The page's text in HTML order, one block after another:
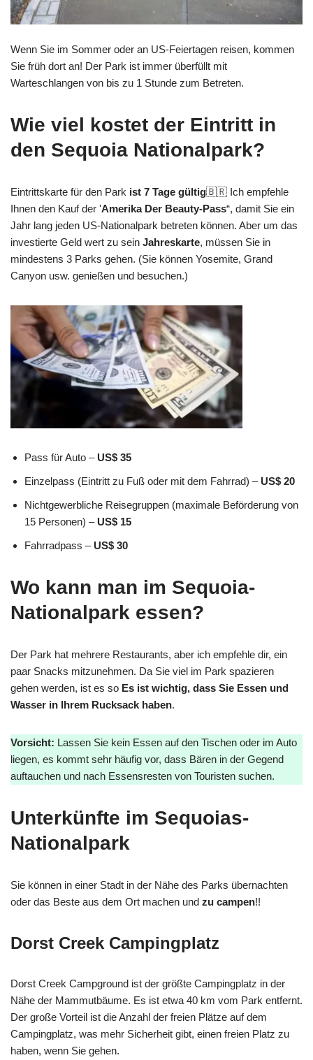
Wenn Sie im Sommer oder an US-Feiertagen reisen, kommen
Sie früh dort an! Der Park ist immer überfüllt mit
Warteschlangen von bis zu 1 Stunde zum Betreten.
Wie viel kostet der Eintritt in
den Sequoia Nationalpark?
Eintrittskarte für den Park ist 7 Tage gültig🇧🇷 Ich empfehle
Ihnen den Kauf der 'Amerika Der Beauty-Pass“, damit Sie ein
Jahr lang jeden US-Nationalpark betreten können. Aber um das
investierte Geld wert zu sein Jahreskarte, müssen Sie in
mindestens 3 Parks gehen. (Sie können Yosemite, Grand
Canyon usw. genießen und besuchen.)
Pass für Auto – US$ 35
Einzelpass (Eintritt zu Fuß oder mit dem Fahrrad) –US$ 20
Nichtgewerbliche Reisegruppen (maximale Beförderung von
15 Personen) – US$ 15
Fahrradpass –US$ 30
Wo kann man im Sequoia-
Nationalpark essen?
Der Park hat mehrere Restaurants, aber ich empfehle dir, ein
paar Snacks mitzunehmen. Da Sie viel im Park spazieren
gehen werden, ist es so Es ist wichtig, dass Sie Essen und
Wasser in Ihrem Rucksack haben.
Vorsicht: Lassen Sie kein Essen auf den Tischen oder im Auto
liegen, es kommt sehr häufig vor, dass Bären in der Gegend
auftauchen und nach Essensresten von Touristen suchen.
Unterkünfte im Sequoias-
Nationalpark
Sie können in einer Stadt in der Nähe des Parks übernachten
oder das Beste aus dem Ort machen und zu campen!!
Dorst Creek Campingplatz
Dorst Creek Campground ist der größte Campingplatz in der
Nähe der Mammutbäume. Es ist etwa 40 km vom Park entfernt.
Der große Vorteil ist die Anzahl der freien Plätze auf dem
Campingplatz, was mehr Sicherheit gibt, einen freien Platz zu
haben, wenn Sie gehen.